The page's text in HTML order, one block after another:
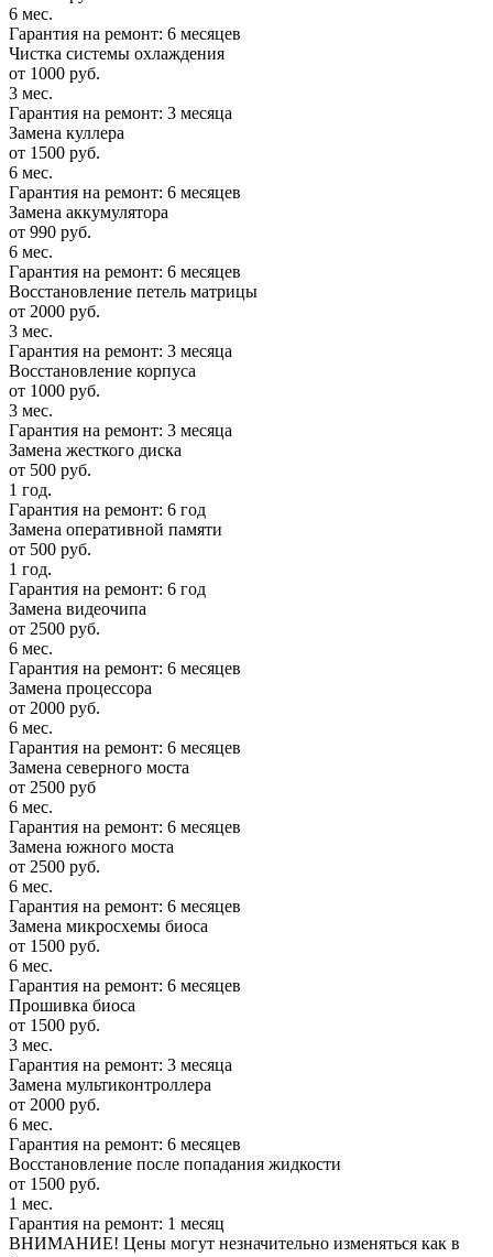
6 мес.
Гарантия на ремонт: 6 месяцев
Чистка системы охлаждения
от 1000 руб.
3 мес.
Гарантия на ремонт: 3 месяца
Замена куллера
от 1500 руб.
6 мес.
Гарантия на ремонт: 6 месяцев
Замена аккумулятора
от 990 руб.
6 мес.
Гарантия на ремонт: 6 месяцев
Восстановление петель матрицы
от 2000 руб.
3 мес.
Гарантия на ремонт: 3 месяца
Восстановление корпуса
от 1000 руб.
3 мес.
Гарантия на ремонт: 3 месяца
Замена жесткого диска
от 500 руб.
1 год.
Гарантия на ремонт: 6 год
Замена оперативной памяти
от 500 руб.
1 год.
Гарантия на ремонт: 6 год
Замена видеочипа
от 2500 руб.
6 мес.
Гарантия на ремонт: 6 месяцев
Замена процессора
от 2000 руб.
6 мес.
Гарантия на ремонт: 6 месяцев
Замена северного моста
от 2500 руб
6 мес.
Гарантия на ремонт: 6 месяцев
Замена южного моста
от 2500 руб.
6 мес.
Гарантия на ремонт: 6 месяцев
Замена микросхемы биоса
от 1500 руб.
6 мес.
Гарантия на ремонт: 6 месяцев
Прошивка биоса
от 1500 руб.
3 мес.
Гарантия на ремонт: 3 месяца
Замена мультиконтроллера
от 2000 руб.
6 мес.
Гарантия на ремонт: 6 месяцев
Восстановление после попадания жидкости
от 1500 руб.
1 мес.
Гарантия на ремонт: 1 месяц
ВНИМАНИЕ! Цены могут незначительно изменяться как в